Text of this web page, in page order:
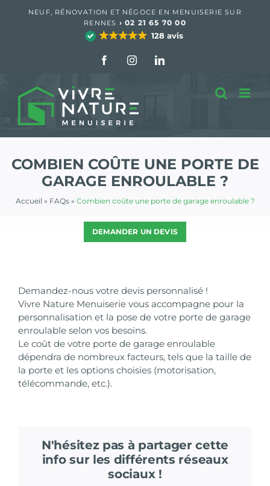
NEUF, RÉNOVATION ET NÉGOCE EN MENUISERIE SUR
RENNES › 02 21 65 70 00
128 avis
FacebookInstagramLinkedIn
COMBIEN COÛTE UNE PORTE DE
GARAGE ENROULABLE ?
Accueil » FAQs» Combien coûte une porte de garage enroulable ?
DEMANDER UN DEVIS
Demandez-nous votre devis personnalisé !
Vivre Nature Menuiserie vous accompagne pour la
personnalisation et la pose de votre porte de garage
enroulable selon vos besoins.
Le coût de votre porte de garage enroulable
dépendra de nombreux facteurs, tels que la taille de
la porte et les options choisies (motorisation,
télécommande, etc.).
N'hésitez pas à partager cette
info sur les différents réseaux
sociaux !